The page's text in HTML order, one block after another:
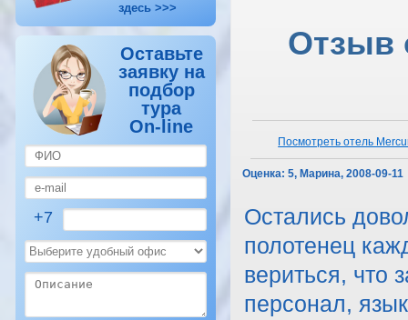
здесь >>>
Оставьте
заявку на
подбор
тура
On-line
+7
Отзыв
Посмотреть отель
Оценка: 5, Марина, 2008-09-11
Остались
полотенец
вериться, что
персонал,